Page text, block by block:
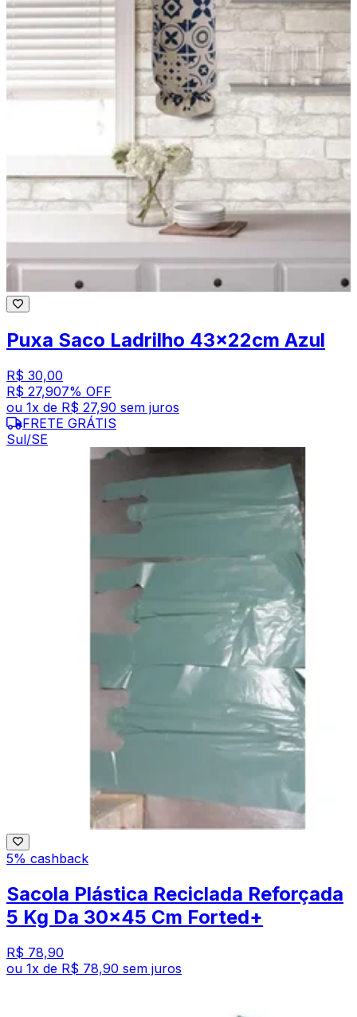
Puxa Saco Ladrilho 43x22cm Azul
R$ 30,00
R$ 27,907% OFF
ou 1x de R$ 27,90 sem juros
FRETE GRÁTIS
Sul/SE
5% cashback
Sacola Plástica Reciclada Reforçada
5 Kg Da 30x45 Cm Forted+
R$ 78,90
ou 1x de R$ 78,90 sem juros